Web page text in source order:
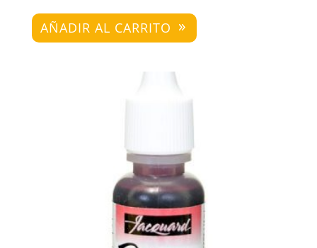
AÑADIR AL CARRITO